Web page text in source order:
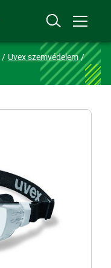
Uvex szemvédelem